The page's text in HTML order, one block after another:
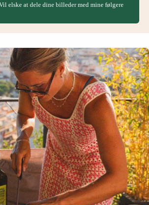
elske at dele dine billeder med mine følgere